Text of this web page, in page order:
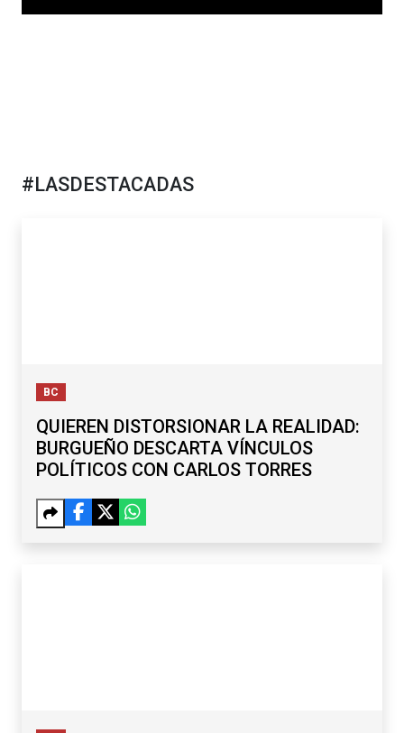
#LASDESTACADAS
BC
QUIEREN DISTORSIONAR LA REALIDAD:
BURGUEÑO DESCARTA VÍNCULOS
POLÍTICOS CON CARLOS TORRES